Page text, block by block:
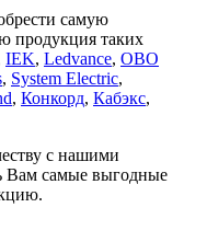
самую
продукция таких
IEK, Ledvance, OBO
, System Electric,
, Конкорд, Кабэкс,
с нашими
Вам самые выгодные